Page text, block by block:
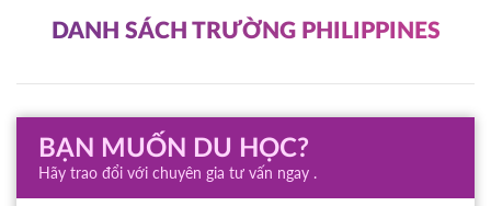
DANH SÁCH TRƯỜNG PHILIPPINES
BẠN MUỐN DU HỌC?
Hãy trao đổi với chuyên gia tư vấn ngay .